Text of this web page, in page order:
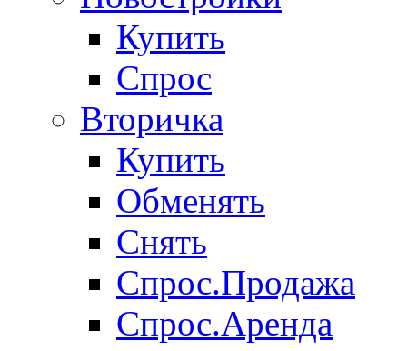
Купить
Спрос
Вторичка
Купить
Обменять
Снять
Спрос.Продажа
Спрос.Аренда